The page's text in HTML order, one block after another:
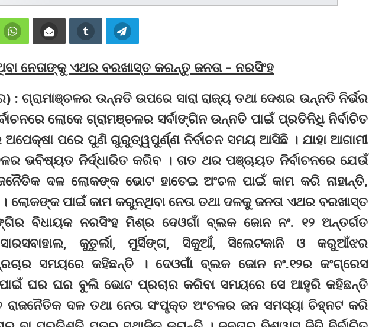
ନେତାଙ୍କୁ ଏଥର ବରଖାସ୍ତ କରନ୍ତୁ ଜନତା – ନରସିଂହ
: ଗ୍ରାମାଞ୍ଚଳର ଉନ୍ନତି ଉପରେ ସାରା ରାଜ୍ୟ ତଥା ଦେଶର ଉନ୍ନତି ନିର୍ଭର
ଲୋକେ ଗ୍ରାମଞ୍ଚଳର ସର୍ବାଙ୍ଗିନ ଉନ୍ନତି ପାଇଁ ପ୍ରତିନିଧି ନିର୍ବାଚିତ
ଅପେକ୍ଷା ପରେ ପୁଣି ଗୁରୁତ୍ୱପୁର୍ଣ୍ଣ ନିର୍ବାଚନ ସମୟ ଆସିଛି । ଯାହା ଆଗାମୀ
ଭବିଷ୍ୟତ ନିର୍ଦ୍ଧାରିତ କରିବ । ଗତ ଥର ପଞ୍ଚାୟତ ନିର୍ବାଚନରେ ଯେଉଁ
ଦଳ ଲୋକଙ୍କ ଭୋଟ ହାତେଇ ଅଂଚଳ ପାଇଁ କାମ କରି ନାହାନ୍ତି,
ଲୋକଙ୍କ ପାଇଁ କାମ କରୁନଥିବା ନେତା ତଥା ଦଳକୁ ଜନତା ଏଥର ବରଖାସ୍ତ
ବିଧାୟକ ନରସିଂହ ମିଶ୍ର ଦେଓଗାଁ ବ୍ଲକ ଜୋନ ନଂ. ୧୨ ଅନ୍ତର୍ଗତ
ସାରସବାହାଲ, କୁତୁର୍ଲା, ମୁର୍ସିଙ୍ଗ, ସିକୁଆଁ, ସିଲେଟକାନି ଓ କରୁଆଁଝର
ପ୍ରଚାର ସମୟରେ କହିଛନ୍ତି । ଦେଓଗାଁ ବ୍ଲକ ଜୋନ ନଂ.୧୨ର କଂଗ୍ରେସ
ପାଇଁ ଘର ଘର ବୁଲି ଭୋଟ ପ୍ରଚାର କରିବା ସମୟରେ ସେ ଆହୁରି କହିଛନ୍ତି
ରାଜନୈତିକ ଦଳ ତଥା ନେତା ସଂପୃକ୍ତ ଅଂଚଳର ଜନ ସମସ୍ୟା ଚିହ୍ନଟ କରି